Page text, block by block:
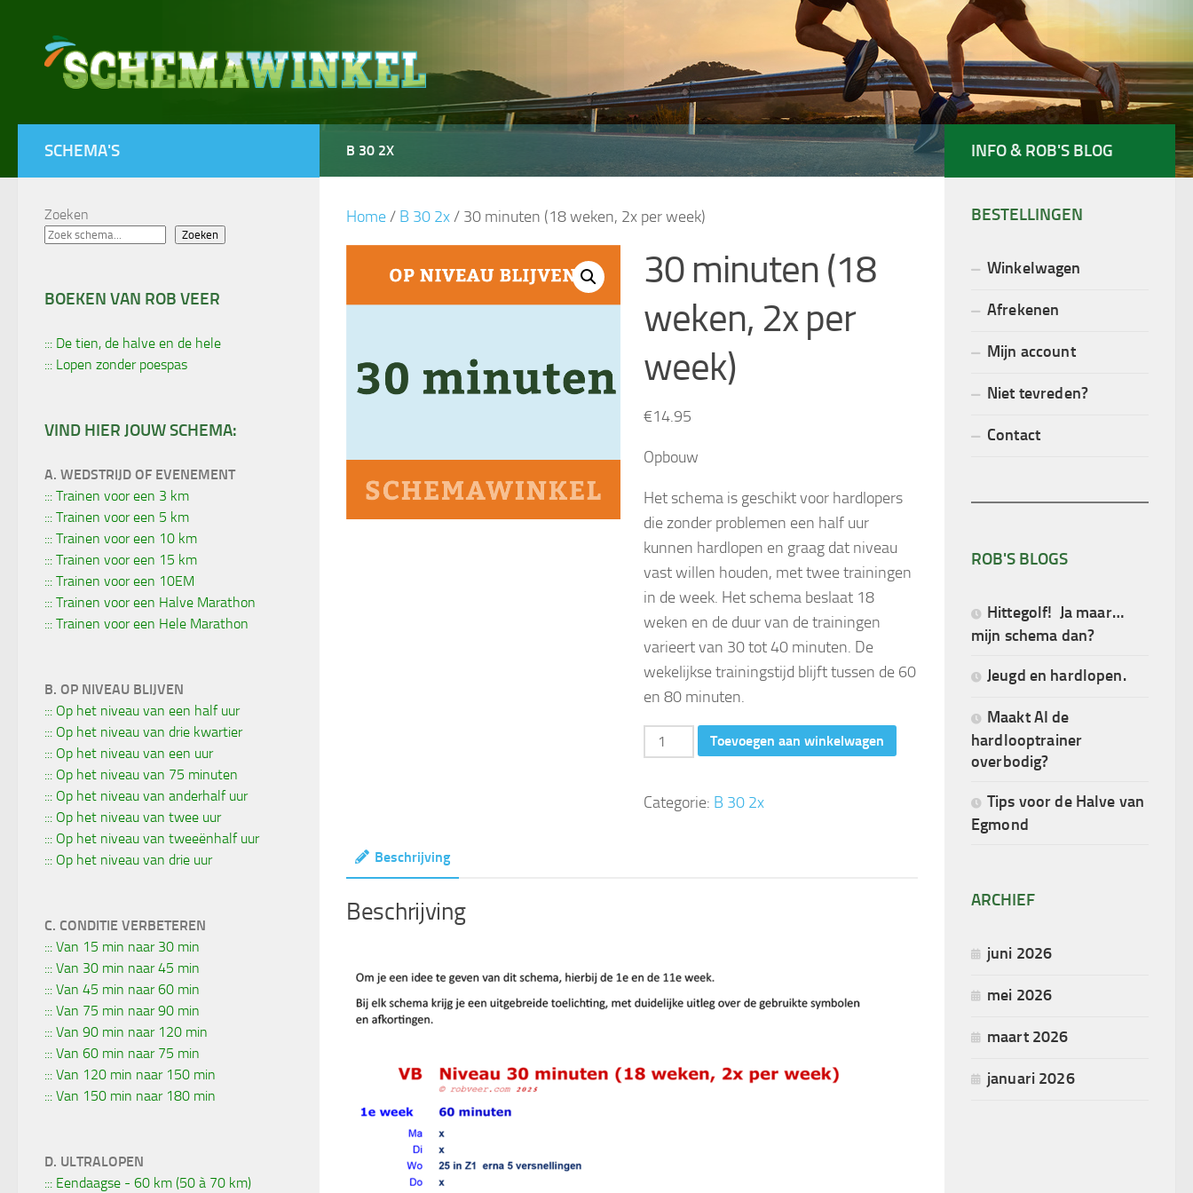
B 30 2X
Home/ B 30 2x/ 30 minuten (18 weken, 2x per week)
30 minuten (18
weken, 2x per
week)
€14.95
Opbouw
Het schema is geschikt voor hardlopers
die zonder problemen een half uur
kunnen hardlopen en graag dat niveau
vast willen houden, met twee trainingen
in de week. Het schema beslaat 18
weken en de duur van de trainingen
varieert van 30 tot 40 minuten. De
wekelijkse trainingstijd blijft tussen de 60
en 80 minuten.
minuten
weken,
Toevoegen aan winkelwagen
Categorie: B 30 2x
Beschrijving
Beschrijving
SCHEMA'S
Zoeken
Zoeken
BOEKEN VAN ROB VEER
::: De tien, de halve en de hele
::: Lopen zonder poespas
VIND HIER JOUW SCHEMA:
A. WEDSTRIJD OF EVENEMENT
::: Trainen voor een 3 km
::: Trainen voor een 5 km
::: Trainen voor een 10 km
::: Trainen voor een 15 km
::: Trainen voor een 10EM
::: Trainen voor een Halve Marathon
::: Trainen voor een Hele Marathon
B. OP NIVEAU BLIJVEN
::: Op het niveau van een half uur
::: Op het niveau van drie kwartier
::: Op het niveau van een uur
::: Op het niveau van 75 minuten
::: Op het niveau van anderhalf uur
::: Op het niveau van twee uur
::: Op het niveau van tweeënhalf uur
::: Op het niveau van drie uur
C. CONDITIE VERBETEREN
::: Van 15 min naar 30 min
::: Van 30 min naar 45 min
::: Van 45 min naar 60 min
::: Van 75 min naar 90 min
::: Van 90 min naar 120 min
::: Van 60 min naar 75 min
::: Van 120 min naar 150 min
::: Van 150 min naar 180 min
D. ULTRALOPEN
::: Eendaagse - 60 km (50 à 70 km)
INFO & ROB'S BLOG
BESTELLINGEN
Winkelwagen
Afrekenen
Mijn account
Niet tevreden?
Contact
ROB'S BLOGS
Hittegolf! Ja maar…
mijn schema dan?
Jeugd en hardlopen.
Maakt AI de
hardlooptrainer
overbodig?
Tips voor de Halve van
Egmond
ARCHIEF
juni 2026
mei 2026
maart 2026
januari 2026